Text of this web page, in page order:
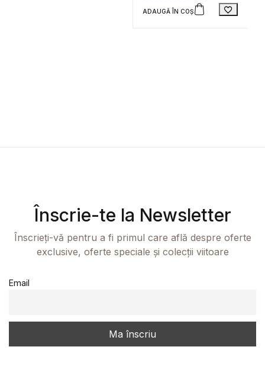
Evaluat la
baza a
2
ADAUGĂ ÎN COȘ
Înscrie-te la Newsletter
Înscrieți-vă pentru a fi primul care află despre oferte
exclusive, oferte speciale și colecții viitoare
Email